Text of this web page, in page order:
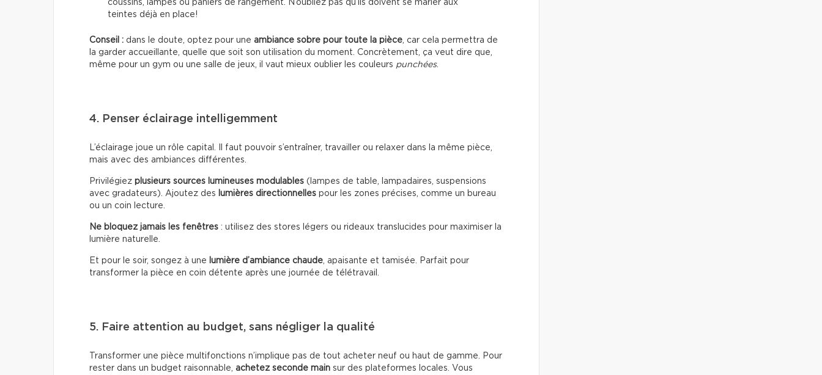
coussins, lampes ou paniers de rangement. N’oubliez pas qu’ils doivent se marier aux
teintes déjà en place!
Conseil : dans le doute, optez pour une ambiance sobre pour toute la pièce , car cela permettra de
la garder accueillante, quelle que soit son utilisation du moment. Concrètement, ça veut dire que,
même pour un gym ou une salle de jeux, il vaut mieux oublier les couleurs punchées.
4. Penser éclairage intelligemment
L’éclairage joue un rôle capital. Il faut pouvoir s’entraîner, travailler ou relaxer dans la même pièce,
mais avec des ambiances différentes.
Privilégiez plusieurs sources lumineuses modulables (lampes de table, lampadaires, suspensions
avec gradateurs). Ajoutez des lumières directionnelles pour les zones précises, comme un bureau
ou un coin lecture.
Ne bloquez jamais les fenêtres : utilisez des stores légers ou rideaux translucides pour maximiser la
lumière naturelle.
Et pour le soir, songez à une lumière d’ambiance chaude , apaisante et tamisée. Parfait pour
transformer la pièce en coin détente après une journée de télétravail.
5. Faire attention au budget, sans négliger la qualité
Transformer une pièce multifonctions n’implique pas de tout acheter neuf ou haut de gamme. Pour
rester dans un budget raisonnable, achetez seconde main sur des plateformes locales. Vous